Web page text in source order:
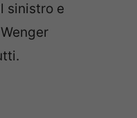
sinistro e